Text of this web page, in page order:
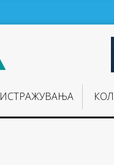
ИСТРАЖУВАЊA